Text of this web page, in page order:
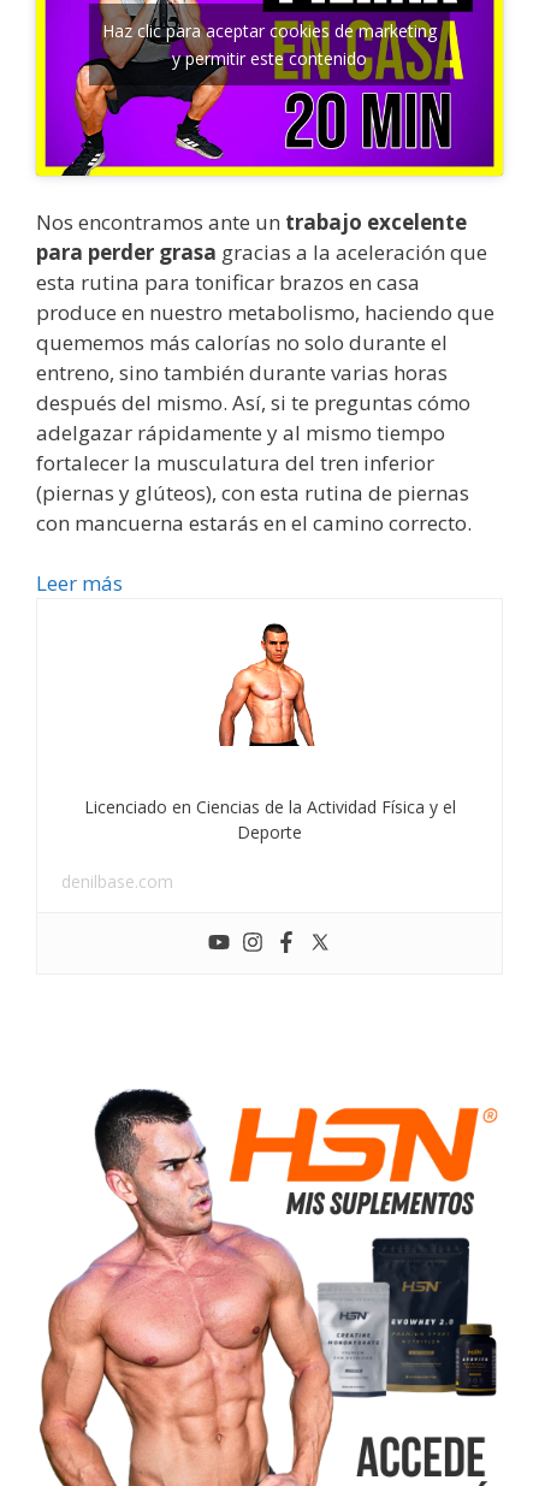
Haz clic para aceptar cookies de marketing
y permitir este contenido
Nos encontramos ante un trabajo excelente
para perder grasa gracias a la aceleración que
esta rutina para tonificar brazos en casa
produce en nuestro metabolismo, haciendo que
quememos más calorías no solo durante el
entreno, sino también durante varias horas
después del mismo. Así, si te preguntas cómo
adelgazar rápidamente y al mismo tiempo
fortalecer la musculatura del tren inferior
(piernas y glúteos), con esta rutina de piernas
con mancuerna estarás en el camino correcto.
Leer más
Licenciado en Ciencias de la Actividad Física y el
Deporte
denilbase.com